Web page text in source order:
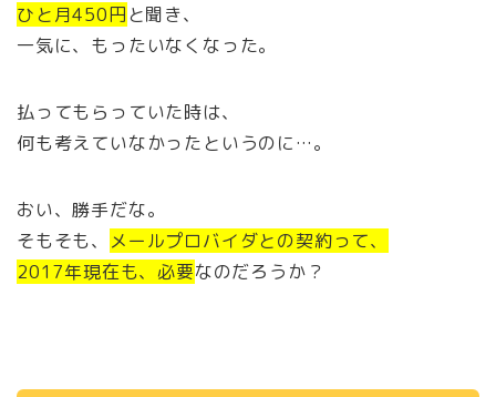
ひと月450円と聞き、
一気に、もったいなくなった。
払ってもらっていた時は、
何も考えていなかったというのに…。
おい、勝手だな。
そもそも、 メールプロバイダとの契約って、
2017年現在も、必要なのだろうか？